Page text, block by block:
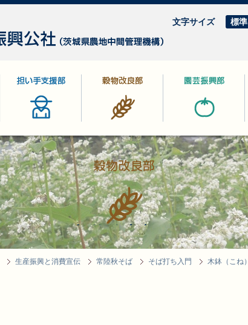
文字サイズ 標準
穀物改良部
生産振興と消費宣伝 常陸秋そば そば打ち入門 木鉢（こね）